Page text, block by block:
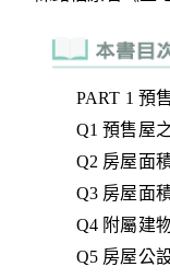
PART 1 預
Q1 預售屋
Q2 房屋面
Q3 房屋面
Q4 附屬建
Q5 房屋公